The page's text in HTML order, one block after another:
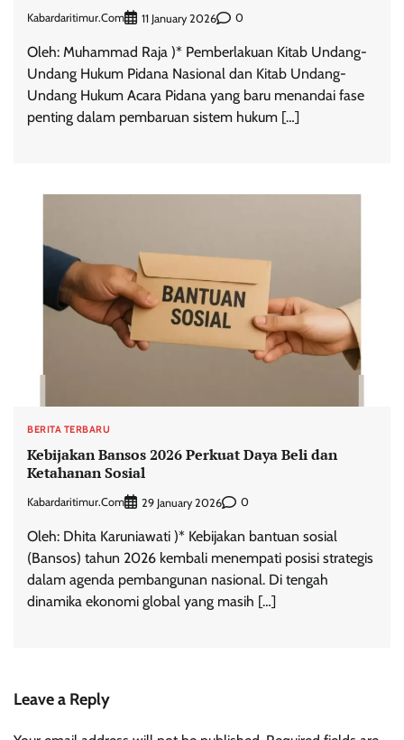
Kabardaritimur.com 11 January 2026 0
Oleh: Muhammad Raja )* Pemberlakuan Kitab Undang-
Undang Hukum Pidana Nasional dan Kitab Undang-
Undang Hukum Acara Pidana yang baru menandai fase
penting dalam pembaruan sistem hukum […]
BERITA TERBARU
Kebijakan Bansos 2026 Perkuat Daya Beli dan
Ketahanan Sosial
Kabardaritimur.com 29 January 2026 0
Oleh: Dhita Karuniawati )* Kebijakan bantuan sosial
(Bansos) tahun 2026 kembali menempati posisi strategis
dalam agenda pembangunan nasional. Di tengah
dinamika ekonomi global yang masih […]
Leave a Reply